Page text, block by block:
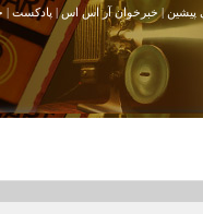
پیشین|خبرخوان آر اس اس|پادکست |